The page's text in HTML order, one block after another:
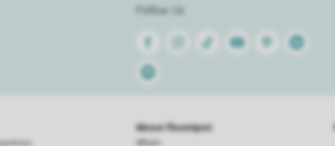
Follow Us
FacebookInstagram
Tiktok Youtube PinterestLinkedin
Spotify
About Roompot